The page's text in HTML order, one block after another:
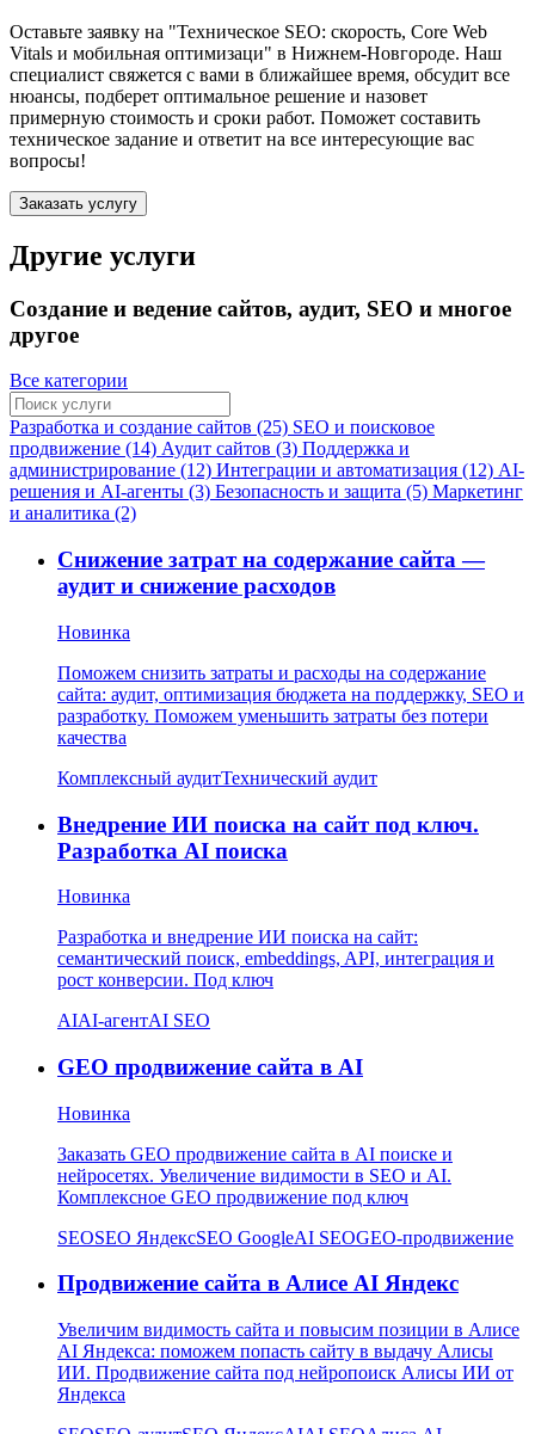
Оставьте заявку на "Техническое SEO: скорость, Core Web
Vitals и мобильная оптимизаци" в Нижнем-Новгороде. Наш
специалист свяжется с вами в ближайшее время, обсудит все
нюансы, подберет оптимальное решение и назовет
примерную стоимость и сроки работ. Поможет составить
техническое задание и ответит на все интересующие вас
вопросы!
Заказать услугу
Другие услуги
Создание и ведение сайтов, аудит, SEO и многое
другое
Все категории
Разработка и создание сайтов (25) SEO и поисковое
продвижение (14) Аудит сайтов (3) Поддержка и
администрирование (12) Интеграции и автоматизация (12) AI-
решения и AI-агенты (3) Безопасность и защита (5) Маркетинг
и аналитика (2)
Снижение затрат на содержание сайта —
аудит и снижение расходов
Новинка
Поможем снизить затраты и расходы на содержание
сайта: аудит, оптимизация бюджета на поддержку, SEO и
разработку. Поможем уменьшить затраты без потери
качества
Комплексный аудитТехнический аудит
Внедрение ИИ поиска на сайт под ключ.
Разработка AI поиска
Новинка
Разработка и внедрение ИИ поиска на сайт:
семантический поиск, embeddings, API, интеграция и
рост конверсии. Под ключ
AIAI-агентAI SEO
GEO продвижение сайта в AI
Новинка
Заказать GEO продвижение сайта в AI поиске и
нейросетях. Увеличение видимости в SEO и AI.
Комплексное GEO продвижение под ключ
SEOSEO ЯндексSEO GoogleAI SEOGEO-продвижение
Продвижение сайта в Алисе AI Яндекс
Увеличим видимость сайта и повысим позиции в Алисе
AI Яндекса: поможем попасть сайту в выдачу Алисы
ИИ. Продвижение сайта под нейропоиск Алисы ИИ от
Яндекса